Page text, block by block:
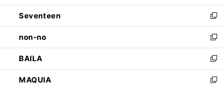
開
く
ウ
で
開
く
ン
ド
ウ
で
開
く
Seventeen
新
し
い
ウ
ィ
ン
ド
non-no
新
し
い
ウ
ィ
BAILA
新
し
い
MAQUIA
新